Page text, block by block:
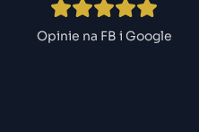
Opinie na FB i Google